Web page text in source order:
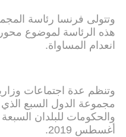
هذه الرئاسة لموضوع
انعدام المساواة.
وتنظم عدة اجتماعات
مجموعة الدول السبع
أغسطس 2019.